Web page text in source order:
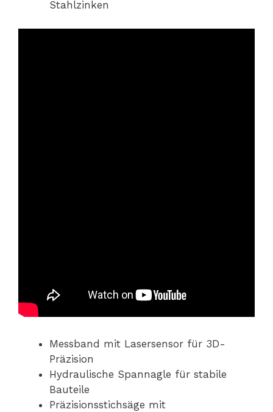
Stahlzinken
Messband mit Lasersensor für 3D-
Präzision
Hydraulische Spannagle für stabile
Bauteile
Präzisionsstichsäge mit